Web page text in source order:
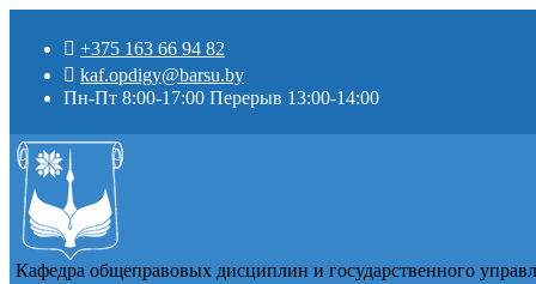
+375 163 66 94 82
kaf.opdigy@barsu.by
Пн-Пт 8:00-17:00 Перерыв 13:00-14:00
Кафедра общеправовых дисциплин и государственного